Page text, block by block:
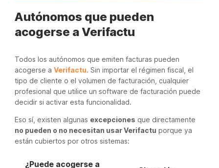
Autónomos que pueden
acogerse a Verifactu
Todos los autónomos que emiten facturas pueden
acogerse a Verifactu. Sin importar el régimen fiscal, el
tipo de cliente o el volumen de facturación, cualquier
profesional que utilice un software de facturación puede
decidir si activar esta funcionalidad.
Eso sí, existen algunas excepciones que directamente
no pueden o no necesitan usar Verifactu porque ya
están cubiertos por otros sistemas:
¿Puede acogerse a